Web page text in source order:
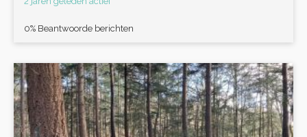
0% Beantwoorde berichten